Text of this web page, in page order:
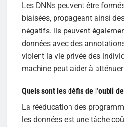
Les DNNs peuvent être
biaisées, propageant ainsi
négatifs. Ils peuvent
données avec des
violent la vie privée des
machine peut aider à
Quels sont les défis de l’oubli
La rééducation des
les données est une tâche